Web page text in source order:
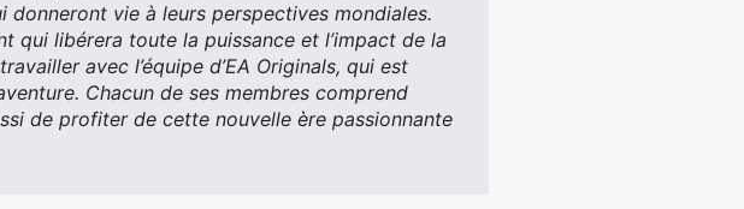
vie à leurs perspectives mondiales.
qui libérera toute la puissance et l’impact de la
avec l’équipe d’EA Originals, qui est
Chacun de ses membres comprend
de profiter de cette nouvelle ère passionnante